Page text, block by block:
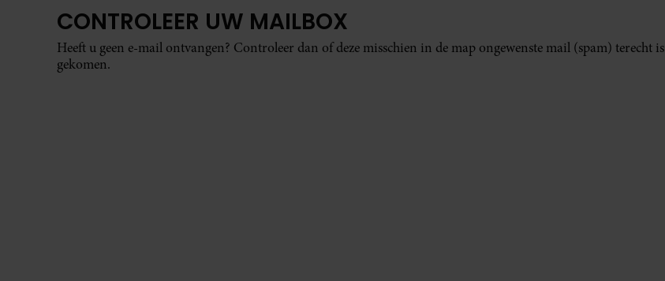
CONTROLEER UW MAILBOX
Heeft u geen e-mail ontvangen? Controleer dan of deze misschien in de map ongewenste mail (spam) terecht is
gekomen.